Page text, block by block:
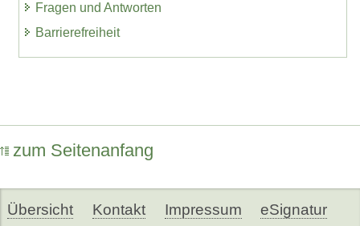
Fragen und Antworten
Barrierefreiheit
zum Seitenanfang
Übersicht Kontakt Impressum eSignatur